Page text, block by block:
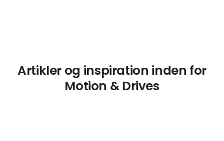
Artikler og inspiration inden for
Motion & Drives